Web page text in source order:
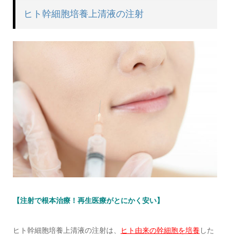
ヒト幹細胞培養上清液の注射
【注射で根本治療！再生医療がとにかく安い】
ヒト幹細胞培養上清液の注射は、 ヒト由来の幹細胞を培養 した